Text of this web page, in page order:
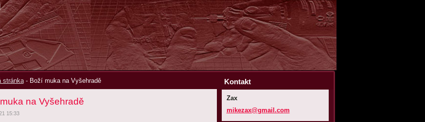
stránka - Boží muka na Vyšehradě
na Vyšehradě
15:33
Kontakt
Zax
mikezax@gmail.com